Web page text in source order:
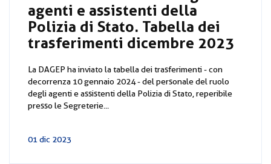
agenti e assistenti della
Polizia di Stato. Tabella dei
trasferimenti dicembre 2023
La DAGEP ha inviato la tabella dei trasferimenti - con
decorrenza 10 gennaio 2024 - del personale del ruolo
degli agenti e assistenti della Polizia di Stato, reperibile
presso le Segreterie...
01 dic 2023